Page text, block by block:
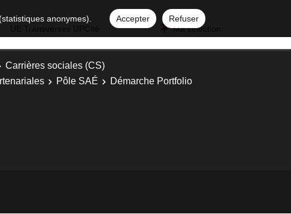
anonymes). Accepter
Refuser
Ma sélection
Carrières sociales (CS)
Pôle SAÉ Démarche Portfolio